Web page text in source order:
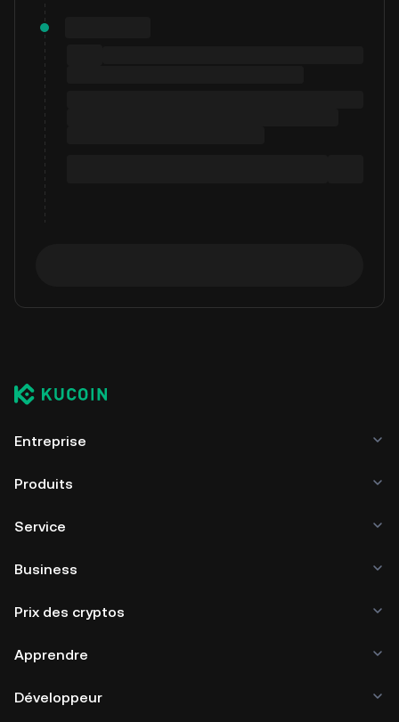
Entreprise
Produits
Service
Business
Prix des cryptos
Apprendre
Développeur